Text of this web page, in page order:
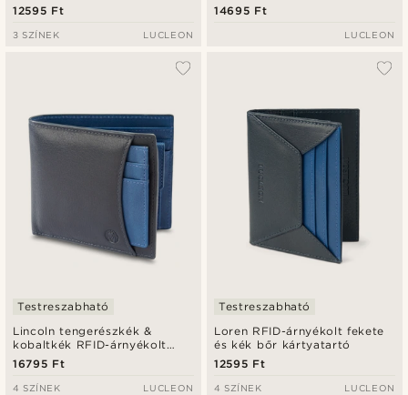
12595 Ft
3 SZÍNEK LUCLEON
14695 Ft
LUCLEON
Lincoln tengerészkék &
kobaltkék RFID-árnyékolt
bőrtárca és kártyatartó
Testreszabható
16795 Ft
4 SZÍNEK LUCLEON
Loren RFID-árnyékolt fekete
és kék bőr kártyatartó
Testreszabható
12595 Ft
4 SZÍNEK LUCLEON